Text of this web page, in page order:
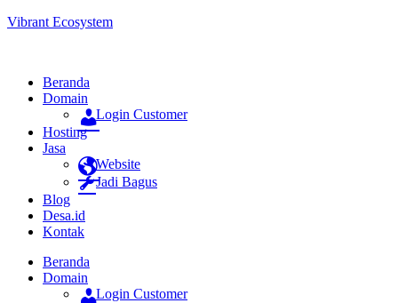
Vibrant Ecosystem
Beranda
Domain
Login Customer
Hosting
Jasa
Website
Jadi Bagus
Blog
Desa.id
Kontak
Beranda
Domain
Login Customer